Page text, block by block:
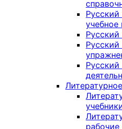
учебное
Русский
Русский
рабочие